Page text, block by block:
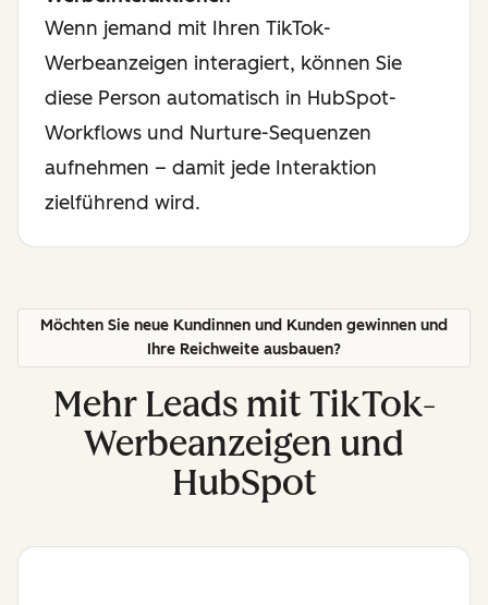
Wenn jemand mit Ihren TikTok-
Werbeanzeigen interagiert, können Sie
diese Person automatisch in HubSpot-
Workflows und Nurture-Sequenzen
aufnehmen – damit jede Interaktion
zielführend wird.
Möchten Sie neue Kundinnen und Kunden gewinnen und
Ihre Reichweite ausbauen?
Mehr Leads mit TikTok-
Werbeanzeigen und
HubSpot